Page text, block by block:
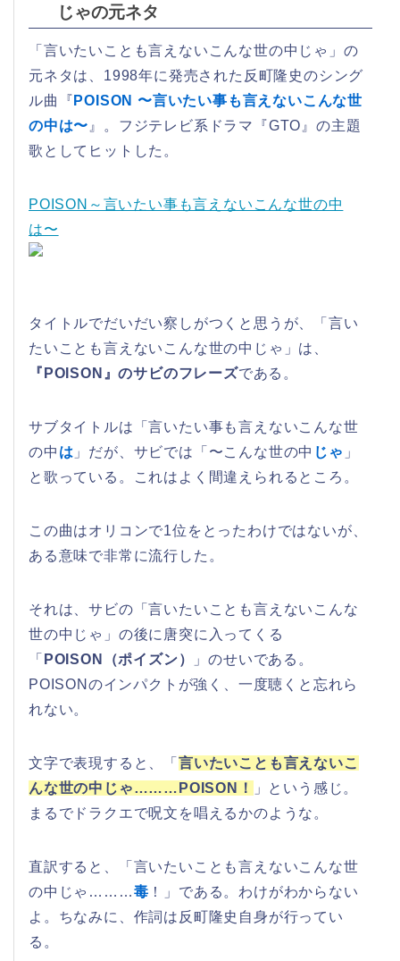
じゃの元ネタ
「言いたいことも言えないこんな世の中じゃ」の
元ネタは、1998年に発売された反町隆史のシング
ル曲『 POISON 〜言いたい事も言えないこんな世
の中は〜 』。フジテレビ系ドラマ『GTO』の主題
歌としてヒットした。
POISON～言いたい事も言えないこんな世の中
は〜
タイトルでだいだい察しがつくと思うが、「言い
たいことも言えないこんな世の中じゃ」は、
『POISON』のサビのフレーズである。
サブタイトルは「言いたい事も言えないこんな世
の中 は 」だが、サビでは「〜こんな世の中 じゃ 」
と歌っている。これはよく間違えられるところ。
この曲はオリコンで1位をとったわけではないが、
ある意味で非常に流行した。
それは、サビの「言いたいことも言えないこんな
世の中じゃ」の後に唐突に入ってくる
「 POISON（ポイズン）
」のせいである。
POISONのインパクトが強く、一度聴くと忘れら
れない。
文字で表現すると、「 言いたいことも言えないこ
んな世の中じゃ………POISON！
」という感じ。
まるでドラクエで呪文を唱えるかのような。
直訳すると、「言いたいことも言えないこんな世
の中じゃ………毒 ！」である。わけがわからない
よ。ちなみに、作詞は反町隆史自身が行ってい
る。